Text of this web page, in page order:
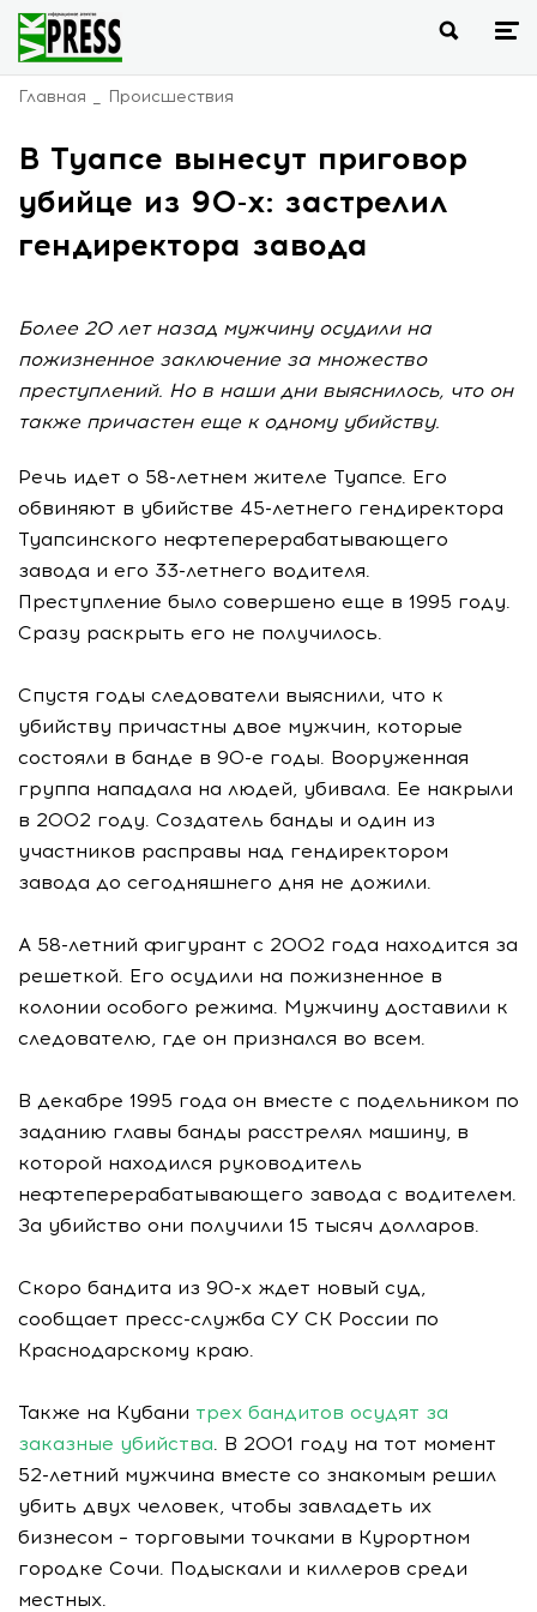
Главная Происшествия
В Туапсе вынесут приговор
убийце из 90-х: застрелил
гендиректора завода
Более 20 лет назад мужчину осудили на
пожизненное заключение за множество
преступлений. Но в наши дни выяснилось, что он
также причастен еще к одному убийству.
Речь идет о 58-летнем жителе Туапсе. Его
обвиняют в убийстве 45-летнего гендиректора
Туапсинского нефтеперерабатывающего
завода и его 33-летнего водителя.
Преступление было совершено еще в 1995 году.
Сразу раскрыть его не получилось.
Спустя годы следователи выяснили, что к
убийству причастны двое мужчин, которые
состояли в банде в 90-е годы. Вооруженная
группа нападала на людей, убивала. Ее накрыли
в 2002 году. Создатель банды и один из
участников расправы над гендиректором
завода до сегодняшнего дня не дожили.
А 58-летний фигурант с 2002 года находится за
решеткой. Его осудили на пожизненное в
колонии особого режима. Мужчину доставили к
следователю, где он признался во всем.
В декабре 1995 года он вместе с подельником по
заданию главы банды расстрелял машину, в
которой находился руководитель
нефтеперерабатывающего завода с водителем.
За убийство они получили 15 тысяч долларов.
Скоро бандита из 90-х ждет новый суд,
сообщает пресс-служба СУ СК России по
Краснодарскому краю.
Также на Кубани трех бандитов осудят за
заказные убийства. В 2001 году на тот момент
52-летний мужчина вместе со знакомым решил
убить двух человек, чтобы завладеть их
бизнесом – торговыми точками в Курортном
городке Сочи. Подыскали и киллеров среди
местных.